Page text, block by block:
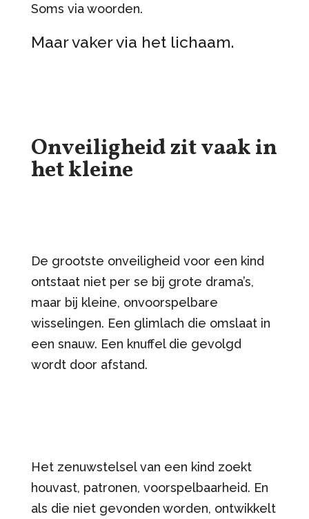
Soms via woorden.
Maar vaker via het lichaam.
Onveiligheid zit vaak in
het kleine
De grootste onveiligheid voor een kind
ontstaat niet per se bij grote drama’s,
maar bij kleine, onvoorspelbare
wisselingen. Een glimlach die omslaat in
een snauw. Een knuffel die gevolgd
wordt door afstand.
Het zenuwstelsel van een kind zoekt
houvast, patronen, voorspelbaarheid. En
als die niet gevonden worden, ontwikkelt